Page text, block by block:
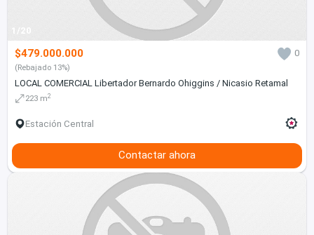
1/20
$479.000.000 0
(Rebajado 13%)
LOCAL COMERCIAL Libertador Bernardo Ohiggins / Nicasio Retamal
223 m2
Estación Central
Contactar ahora